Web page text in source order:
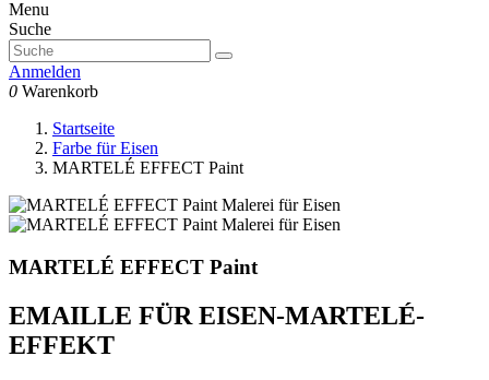
Menu
Suche
Anmelden
0 Warenkorb
Startseite
Farbe für Eisen
MARTELÉ EFFECT Paint
MARTELÉ EFFECT Paint
EMAILLE FÜR EISEN-MARTELÉ-
EFFEKT